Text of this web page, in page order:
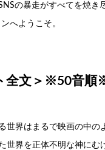
の暴走がすべてを焼き
へようこそ。
全文＞※50音順
世界はまるで映画の中の
世界を正体不明な神にむ